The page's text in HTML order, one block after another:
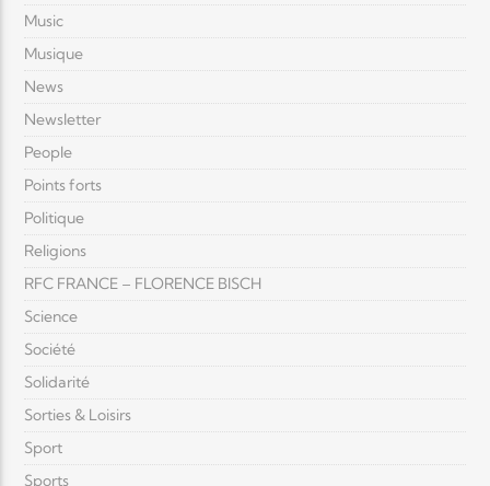
Music
Musique
News
Newsletter
People
Points forts
Politique
Religions
RFC FRANCE – FLORENCE BISCH
Science
Société
Solidarité
Sorties & Loisirs
Sport
Sports